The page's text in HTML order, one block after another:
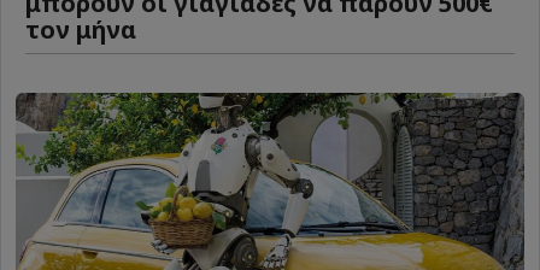
τον μήνα